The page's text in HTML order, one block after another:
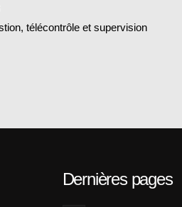
télécontrôle et supervision
Dernières pages